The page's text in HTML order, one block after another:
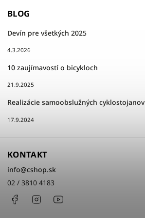
BLOG
Devín pre všetkých 2025
4.3.2026
10 zaujímavostí o bicykloch
21.9.2025
Realizácie samoobslužných cyklostojanov
17.9.2024
KONTAKT
info@cshop.sk
02 / 3810 4183
FacebookInstagram